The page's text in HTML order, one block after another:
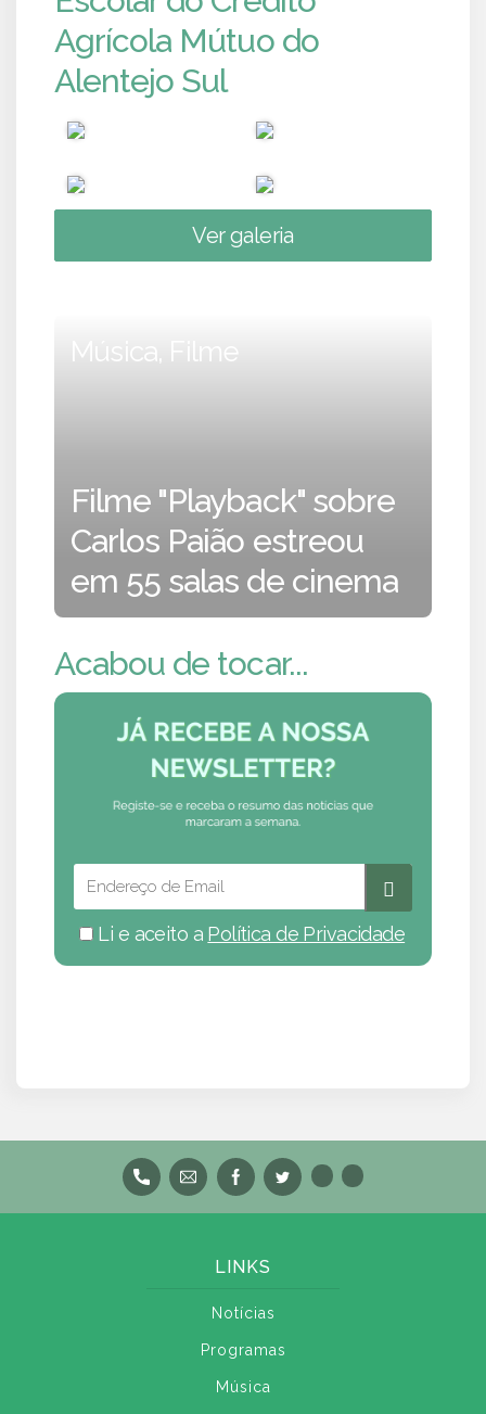
Agrícola Mútuo do
Alentejo Sul
Ver galeria
Música, Filme
Filme "Playback" sobre
Carlos Paião estreou
em 55 salas de cinema
Acabou de tocar...
Li e aceito a Política de Privacidade
LINKS
Notícias
Programas
Música